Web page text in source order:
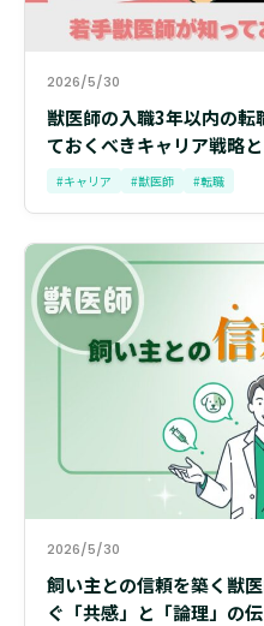
2026/5/30
獣医師の入職3年以内の転
ておくべきキャリア戦略
#キャリア #獣医師 #転職
2026/5/30
飼い主との信頼を築く獣
ぐ「共感」と「論理」の